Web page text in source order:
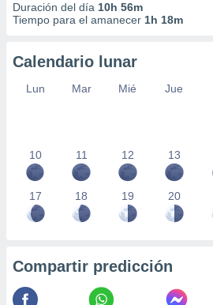
Duración del día 10h 56m
Tiempo para el amanecer 1h 18m
Calendario lunar
Lun Mar Mié Jue
10 11 12 13
17 18 19 20
Compartir predicción